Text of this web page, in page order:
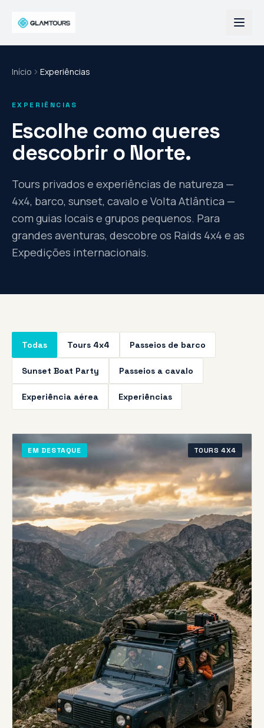
Início Experiências
EXPERIÊNCIAS
Escolhe como queres
descobrir o Norte.
Tours privados e experiências de natureza —
4x4, barco, sunset, cavalo e Volta Atlântica —
com guias locais e grupos pequenos. Para
grandes aventuras, descobre os Raids 4x4 e as
Expedições internacionais.
Todas Tours 4x4 Passeios de barco
Sunset Boat Party Passeios a cavalo
Experiência aérea Experiências
EM DESTAQUE TOURS 4X4